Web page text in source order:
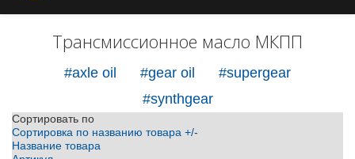
Трансмиссионное масло МКПП
#axle oil #gear oil
#supergear
#synthgear
Сортировать по
Сортировка по названию товара +/-
Название товара